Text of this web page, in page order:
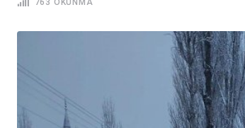
763 OKUNMA